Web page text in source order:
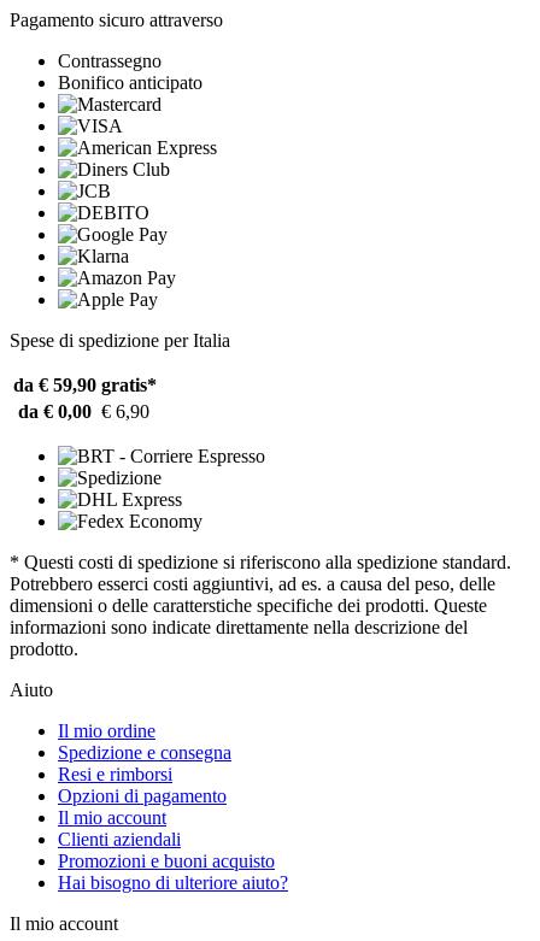
Pagamento sicuro attraverso
Contrassegno
Bonifico anticipato
Spese di spedizione per Italia
da € 59,90 gratis*
da € 0,00 € 6,90
* Questi costi di spedizione si riferiscono alla spedizione standard.
Potrebbero esserci costi aggiuntivi, ad es. a causa del peso, delle
dimensioni o delle caratterstiche specifiche dei prodotti. Queste
informazioni sono indicate direttamente nella descrizione del
prodotto.
Aiuto
Il mio ordine
Spedizione e consegna
Resi e rimborsi
Opzioni di pagamento
Il mio account
Clienti aziendali
Promozioni e buoni acquisto
Hai bisogno di ulteriore aiuto?
Il mio account